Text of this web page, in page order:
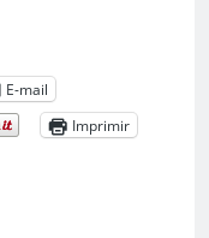
E-mail
Imprimir